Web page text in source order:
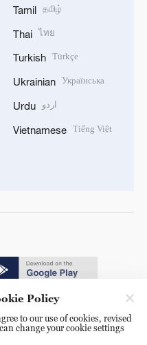
Tamil தமிழ்
Thai ไทย
Turkish Türkçe
Ukrainian Українська
Urdu اردو
Vietnamese Tiếng Việt
Rights Reserved. 16A
Policy
to our use of cookies, revised
change your cookie settings